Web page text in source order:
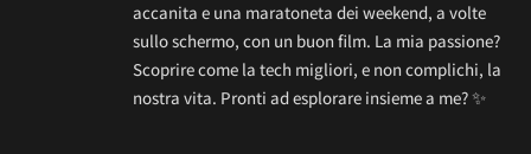
accanita e una maratoneta dei weekend, a volte
sullo schermo, con un buon film. La mia passione?
Scoprire come la tech migliori, e non complichi, la
nostra vita. Pronti ad esplorare insieme a me? ✨